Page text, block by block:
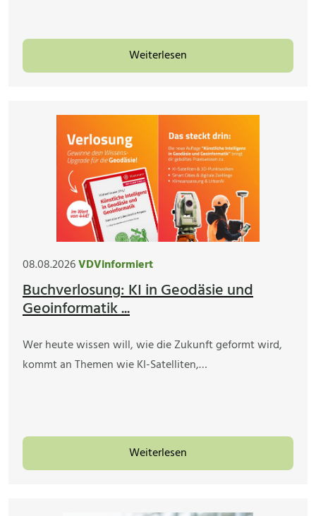
Weiterlesen
08.08.2026VDVinformiert
Buchverlosung: KI in Geodäsie und
Geoinformatik ...
Wer heute wissen will, wie die Zukunft geformt wird,
kommt an Themen wie KI-Satelliten,…
Weiterlesen